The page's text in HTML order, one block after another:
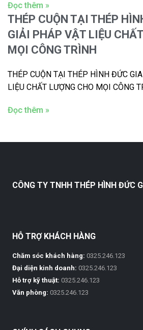
Đọc thêm »
THÉP CUỘN TẠI THÉP
GIẢI PHÁP VẬT LIỆU
MỌI CÔNG TRÌNH
THÉP CUỘN TẠI THÉP HÌNH ĐỨC
LIỆU CHẤT LƯỢNG CHO MỌI CÔNG
Đọc thêm »
CÔNG TY TNHH THÉP HÌNH ĐỨC
HỖ TRỢ KHÁCH HÀNG
Chăm sóc khách hàng: 0325.246.123
Đại diện kinh doanh: 0325.246.123
Hỗ trợ kỹ thuật: 0325.246.123
Văn phòng: 0325.246.123